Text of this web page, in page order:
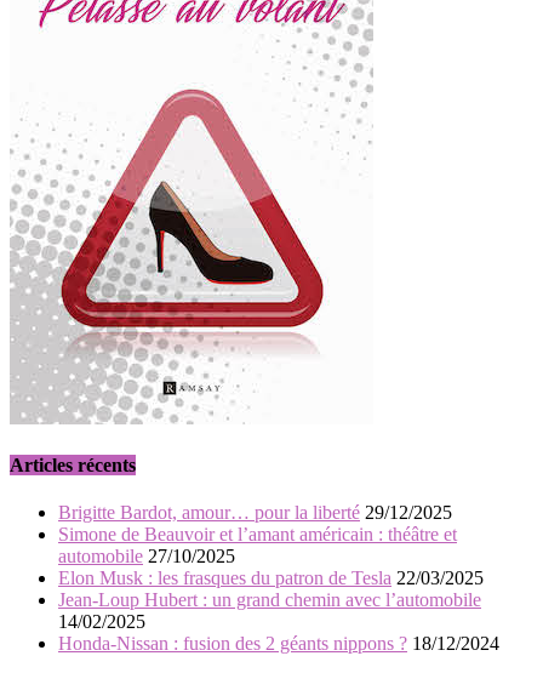
Articles récents
Brigitte Bardot, amour… pour la liberté 29/12/2025
Simone de Beauvoir et l’amant américain : théâtre et
automobile 27/10/2025
Elon Musk : les frasques du patron de Tesla 22/03/2025
Jean-Loup Hubert : un grand chemin avec l’automobile
14/02/2025
Honda-Nissan : fusion des 2 géants nippons ? 18/12/2024